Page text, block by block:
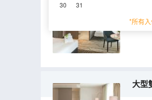
30 31
*所有
大型